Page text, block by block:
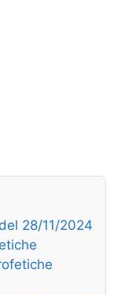
28/11/2024